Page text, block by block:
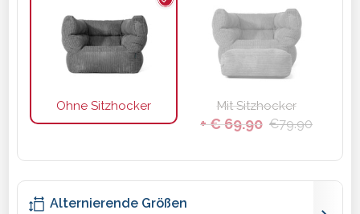
Ohne Sitzhocker Mit Sitzhocker
+ € 69.90 €79.90
Alternierende Größen